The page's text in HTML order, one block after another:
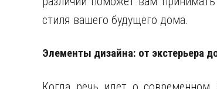
стиля вашего будущего дома.
Элементы дизайна: от экстерьера